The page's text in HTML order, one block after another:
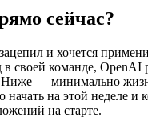
сейчас?
и хочется
своей команде, OpenAI
Ниже — минимально
на этой неделе и
на старте.